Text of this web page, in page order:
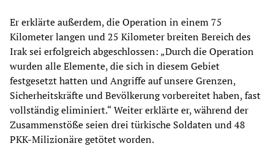
Er erklärte außerdem, die Operation in einem 75
Kilometer langen und 25 Kilometer breiten Bereich des
Irak sei erfolgreich abgeschlossen: „Durch die Operation
wurden alle Elemente, die sich in diesem Gebiet
festgesetzt hatten und Angriffe auf unsere Grenzen,
Sicherheitskräfte und Bevölkerung vorbereitet haben, fast
vollständig eliminiert.“ Weiter erklärte er, während der
Zusammenstöße seien drei türkische Soldaten und 48
PKK-Milizionäre getötet worden.